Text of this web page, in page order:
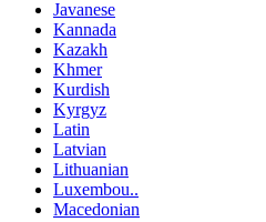
Javanese
Kannada
Kazakh
Khmer
Kurdish
Kyrgyz
Latin
Latvian
Lithuanian
Luxembou..
Macedonian